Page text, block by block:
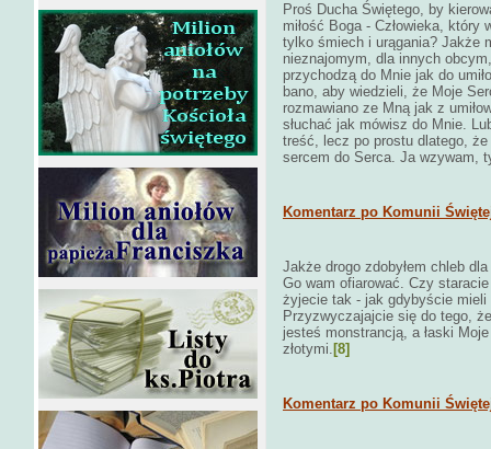
Proś Ducha Świętego, by
miłość Boga - Człowieka, który
tylko śmiech i urągania? Jakże
nieznajomym, dla innych
przychodzą do Mnie jak do
bano, aby wiedzieli, że Moje
rozmawiano ze Mną jak z
słuchać jak mówisz do Mnie.
treść, lecz po prostu dlatego,
sercem do Serca. Ja wzywam,
Komentarz po Komunii
Jakże drogo zdobyłem chleb
Go wam ofiarować. Czy
żyjecie tak - jak gdybyście
Przyzwyczajajcie się do tego,
jesteś monstrancją, a łaski
złotymi. [8]
Komentarz po Komunii